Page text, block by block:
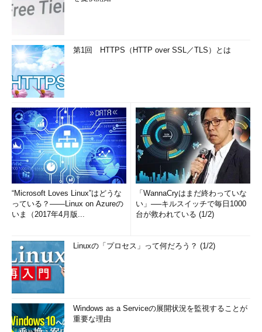
第1回 HTTPS（HTTP over SSL／TLS）とは
“Microsoft Loves Linux”はどうな
っている？――Linux on Azureの
いま（2017年4月版...
「WannaCryはまだ終わっていな
い」──キルスイッチで毎日1000
台が救われている (1/2)
Linuxの「プロセス」って何だろう？ (1/2)
Windows as a Serviceの展開状況を監視することが
重要な理由